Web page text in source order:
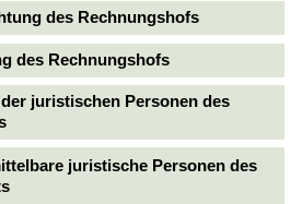
des Rechnungshofs
des Rechnungshofs
juristischen Personen des
juristische Personen des